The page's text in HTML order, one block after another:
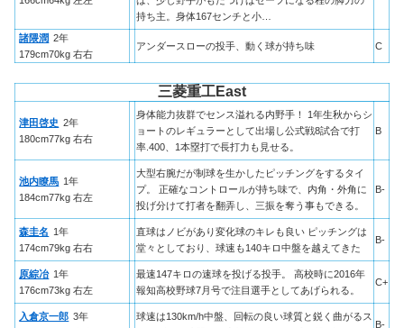
持ち主。身体167センチと小…
諸隈潤 2年
179cm70kg 右右
アンダースローの投手、動く球が持ち味 C
三菱重工East
津田啓史 2年
180cm77kg 右右
身体能力抜群でセンス溢れる内野手！ 1年生秋からシ
ョートのレギュラーとして出場し公式戦8試合で打
率.400、1本塁打で長打力も見せる。
B
池内瞭馬 1年
184cm77kg 右左
大型右腕だが制球を生かしたピッチングをするタイ
プ。 正確なコントロールが持ち味で、内角・外角に
投げ分けて打者を翻弄し、三振を奪う事もできる。
B-
森圭名 1年
174cm79kg 右右
直球はノビがあり変化球のキレも良い ピッチングは
堂々としており、球速も140キロ中盤を越えてきた
B-
原綜冶 1年
176cm73kg 右左
最速147キロの速球を投げる投手。 高校時に2016年
報知高校野球7月号で注目選手としてあげられる。
C+
入倉京一郎 3年
球速は130km/h中盤、回転の良い球質と鋭く曲がるス
B-